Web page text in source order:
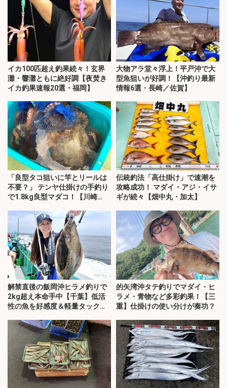
イカ100匹超え釣果続々！玄界
灘・響灘ともに絶好調【夜焚き
イカ釣果速報20選・福岡】
大物アラ堂々浮上！平戸沖で大
型魚狙いが好調！【沖釣り最新
情報6選・長崎／佐賀】
「良型タコ狙いに竿とリールは
不要？」 テンヤ仕掛けの手釣り
で1.8kg良型マダコ！【川崎
伝統釣法「高仕掛け」で速潮を
攻略成功！ マダイ・アジ・イサ
ギが続々【畑中丸・加太】
解禁直後の飯岡沖ヒラメ釣りで
2kg超え本命手中【千葉】低活
性の魚を好感度＆軽量タックル
的矢湾沖タテ釣りでマダイ・ヒ
ラメ・青物など多彩釣果！【三
重】仕掛けの使い分けが奏功？